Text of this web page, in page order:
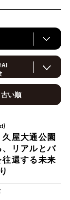
AI
トリー
ィクス
古い順
屋大通公園
リアルとバ
還する未来